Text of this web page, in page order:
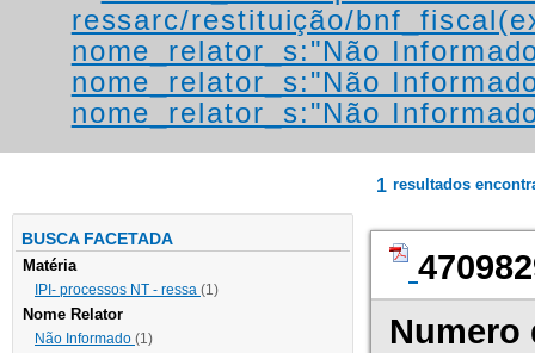
ressarc/restituição/
nome_relator_s:"Não
nome_relator_s:"Não
nome_relator_s:"Não
BUSCA FACETADA
Matéria
IPI- processos NT - ressa (1)
Nome Relator
Não Informado (1)
1 resultados
Numero